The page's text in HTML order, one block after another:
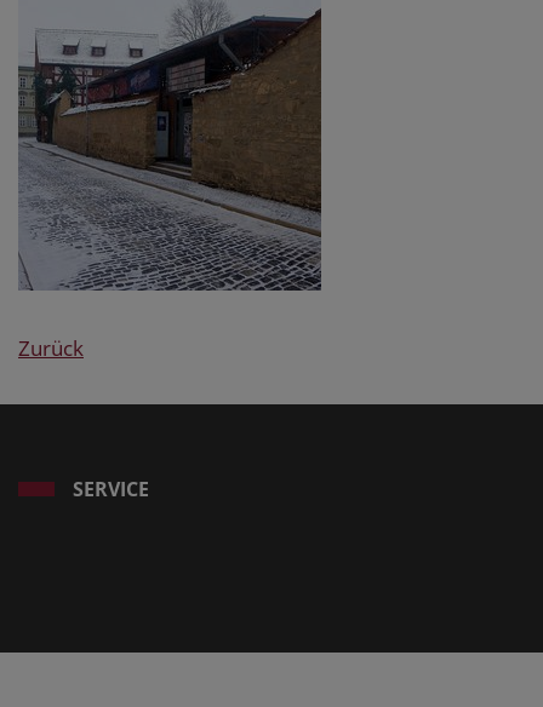
Zurück
SERVICE